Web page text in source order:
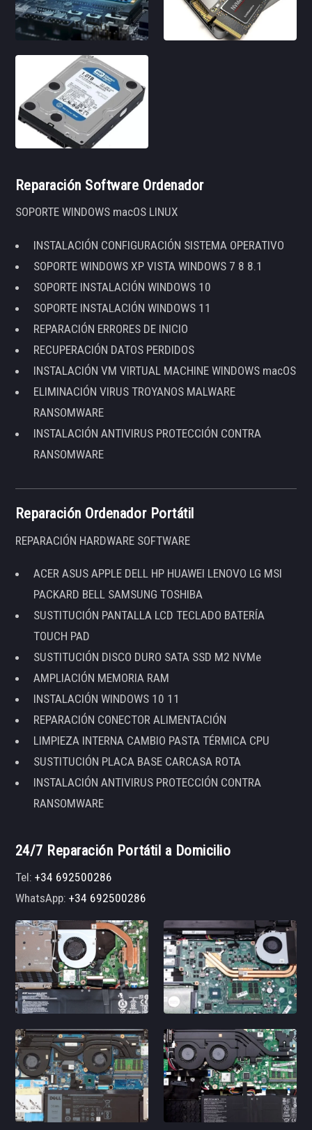
Reparación Software Ordenador
SOPORTE WINDOWS macOS LINUX
INSTALACIÓN CONFIGURACIÓN SISTEMA OPERATIVO
SOPORTE WINDOWS XP VISTA WINDOWS 7 8 8.1
SOPORTE INSTALACIÓN WINDOWS 10
SOPORTE INSTALACIÓN WINDOWS 11
REPARACIÓN ERRORES DE INICIO
RECUPERACIÓN DATOS PERDIDOS
INSTALACIÓN VM VIRTUAL MACHINE WINDOWS macOS
ELIMINACIÓN VIRUS TROYANOS MALWARE
RANSOMWARE
INSTALACIÓN ANTIVIRUS PROTECCIÓN CONTRA
RANSOMWARE
Reparación Ordenador Portátil
REPARACIÓN HARDWARE SOFTWARE
ACER ASUS APPLE DELL HP HUAWEI LENOVO LG MSI
PACKARD BELL SAMSUNG TOSHIBA
SUSTITUCIÓN PANTALLA LCD TECLADO BATERÍA
TOUCH PAD
SUSTITUCIÓN DISCO DURO SATA SSD M2 NVMe
AMPLIACIÓN MEMORIA RAM
INSTALACIÓN WINDOWS 10 11
REPARACIÓN CONECTOR ALIMENTACIÓN
LIMPIEZA INTERNA CAMBIO PASTA TÉRMICA CPU
SUSTITUCIÓN PLACA BASE CARCASA ROTA
INSTALACIÓN ANTIVIRUS PROTECCIÓN CONTRA
RANSOMWARE
24/7 Reparación Portátil a Domicilio
Tel:+34 692500286
WhatsApp:+34 692500286